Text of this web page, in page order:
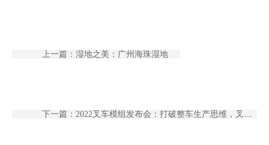
上一篇：湿地之美：广州海珠湿地
下一篇：2022叉车模组发布会：打破整车生产思维，叉车迎来模组化创新